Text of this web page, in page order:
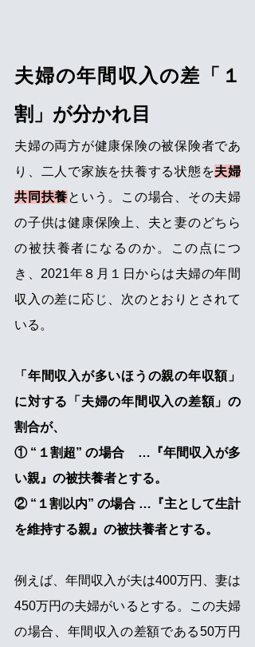
夫婦の年間収入の差「１
割」が分かれ目
夫婦の両方が健康保険の被保険者であ
り、二人で家族を扶養する状態を夫婦
共同扶養という。この場合、その夫婦
の子供は健康保険上、夫と妻のどちら
の被扶養者になるのか。この点につ
き、2021年８月１日からは夫婦の年間
収入の差に応じ、次のとおりとされて
いる。
「年間収入が多いほうの親の年収額」
に対する「夫婦の年間収入の差額」の
割合が、
① “１割超” の場合    …『年間収入が多
い親』の被扶養者とする。
② “１割以内” の場合 …『主として生計
を維持する親』の被扶養者とする。
例えば、年間収入が夫は400万円、妻は
450万円の夫婦がいるとする。この夫婦
の場合、年間収入の差額である50万円